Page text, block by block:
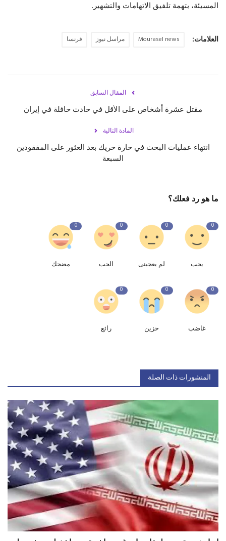
المسيئة، بتهمة تلفيق الاتهامات والتشهير.
العلامات: Mourasel news مراسل نيوز فرنسا
المقال السابق
مقتل عشرة أشخاص على الأقل في حادث حافلة في إيران
المادة التالية
انتهاء عمليات البحث في حارة حريك بعد العثور على المفقودين
السبعة
ما هو رد فعلك؟
0
يحب
0
لم يعجبنى
0
الحب
0
مضحك
0
غاضب
0
حزين
0
رائع
المنشورات ذات الصلة